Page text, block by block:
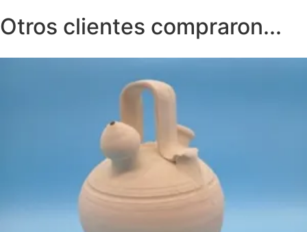
Otros clientes compraron...